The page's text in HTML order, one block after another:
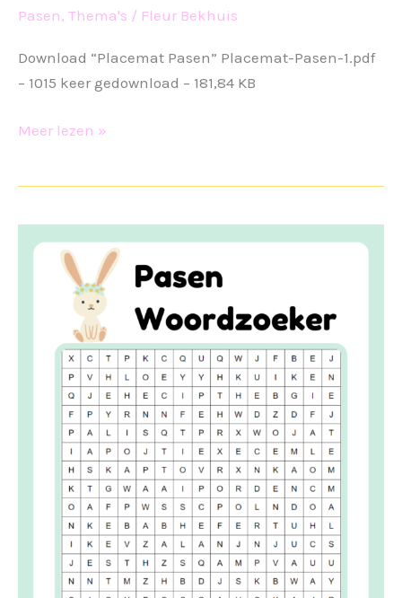
Pasen, Thema's / Fleur Bekhuis
Download “Placemat Pasen” Placemat-Pasen-1.pdf
– 1015 keer gedownload – 181,84 KB
Placemat
Meer lezen »